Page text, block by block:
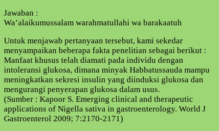
Jawaban :
Wa’alaikumussalam warahmatullahi wa barakaatuh
Untuk menjawab pertanyaan tersebut, kami sekedar
menyampaikan beberapa fakta penelitian sebagai berikut :
Manfaat khusus telah diamati pada individu dengan
intoleransi glukosa, dimana minyak Habbatussauda mampu
meningkatkan sekresi insulin yang diinduksi glukosa dan
mengurangi penyerapan glukosa dalam usus.
(Sumber : Kapoor S. Emerging clinical and therapeutic
applications of Nigella sativa in gastroenterology. World J
Gastroenterol 2009; 7:2170-2171)